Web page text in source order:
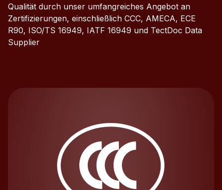
Qualität durch unser umfangreiches Angebot an
Zertifizierungen, einschließlich CCC, AMECA, ECE
R90, ISO/TS 16949, IATF 16949 und TectDoc Data
Supplier